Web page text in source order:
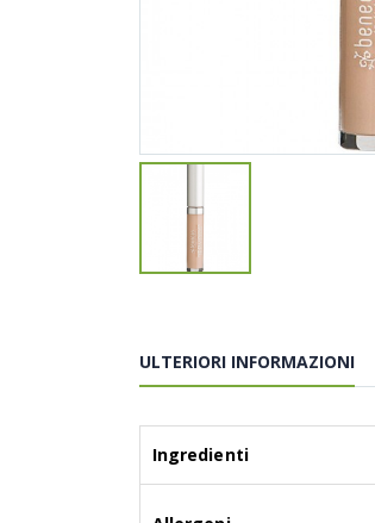
ULTERIORI INFORMAZIONI
Ingredienti